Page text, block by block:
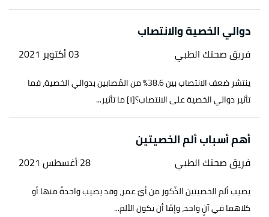
دوالي الخصية والانتصاب
فريق صحتك الطبي 03 أكتوبر 2021
ينتشر ضعف الانتصاب بين 38.6% من المُصابين بدوالي الخصية، فما
تأثير دوالي الخصية على الانتصاب؟[١] ما تأثير...
أهم أسباب ألم الخصيتين
فريق صحتك الطبي 28 أغسطس 2021
يصيب ألم الخصيتين الذّكور من أيّ عمر، وقد يصيب واحدةً منها أو
كلاهما في آنٍ واحد، وإمّا أن يكون الألم...